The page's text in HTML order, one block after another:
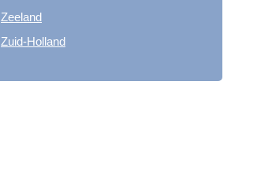
Zeeland
Zuid-Holland